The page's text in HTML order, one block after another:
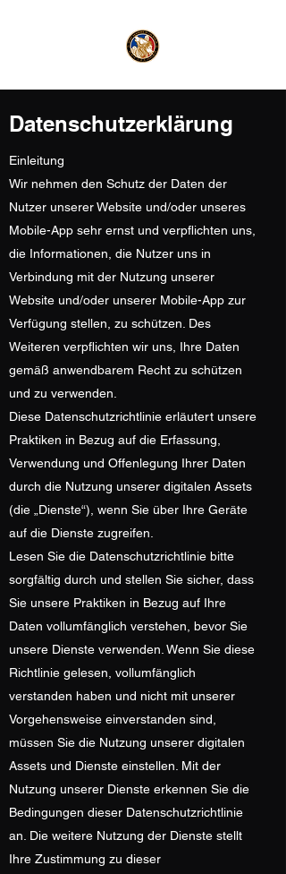
Datenschutzerklärung
Einleitung
Wir nehmen den Schutz der Daten der
Nutzer unserer Website und/oder unseres
Mobile-App sehr ernst und verpflichten uns,
die Informationen, die Nutzer uns in
Verbindung mit der Nutzung unserer
Website und/oder unserer Mobile-App zur
Verfügung stellen, zu schützen. Des
Weiteren verpflichten wir uns, Ihre Daten
gemäß anwendbarem Recht zu schützen
und zu verwenden.
Diese Datenschutzrichtlinie erläutert unsere
Praktiken in Bezug auf die Erfassung,
Verwendung und Offenlegung Ihrer Daten
durch die Nutzung unserer digitalen Assets
(die „Dienste“), wenn Sie über Ihre Geräte
auf die Dienste zugreifen.
Lesen Sie die Datenschutzrichtlinie bitte
sorgfältig durch und stellen Sie sicher, dass
Sie unsere Praktiken in Bezug auf Ihre
Daten vollumfänglich verstehen, bevor Sie
unsere Dienste verwenden. Wenn Sie diese
Richtlinie gelesen, vollumfänglich
verstanden haben und nicht mit unserer
Vorgehensweise einverstanden sind,
müssen Sie die Nutzung unserer digitalen
Assets und Dienste einstellen. Mit der
Nutzung unserer Dienste erkennen Sie die
Bedingungen dieser Datenschutzrichtlinie
an. Die weitere Nutzung der Dienste stellt
Ihre Zustimmung zu dieser